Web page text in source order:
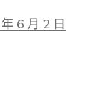
6 月 2 日